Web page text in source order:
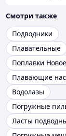
Смотри также
Подводники
Плавательные
Поплавки Новое
Плавающие
Водолазы
Погружные
Ласты